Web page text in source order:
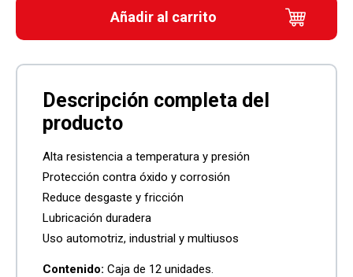
Añadir al carrito
Alta resistencia a temperatura y presión
Protección contra óxido y corrosión
Reduce desgaste y fricción
Lubricación duradera
Uso automotriz, industrial y multiusos
Contenido: Caja de 12 unidades.